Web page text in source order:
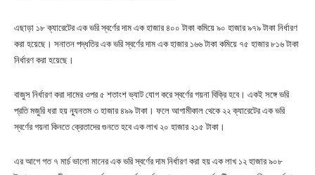
এছাড়া ১৮ ক্যারেটের এক ভরি স্বর্ণের দাম এক হাজার ৪০০ টাকা কমিয়ে ৯০ হাজার ৯৭৯ টাকা নির্ধারণ
করা হয়েছে। সনাতন পদ্ধতির এক ভরি স্বর্ণের দাম এক হাজার ১৬৬ টাকা কমিয়ে ৭৫ হাজার ৮১৬ টাকা
নির্ধারণ করা হয়েছে।
বাজুস নির্ধারণ করা দামের ওপর ৫ শতাংশ ভ্যাট যোগ করে স্বর্ণের গয়না বিক্রি হবে। একই সঙ্গে ভরি
প্রতি মজুরি ধরা হয় ন্যূনতম ৩ হাজার ৪৯৯ টাকা। ফলে আগামীকাল থেকে ২২ ক্যারেটের এক ভরি
স্বর্ণের গয়না কিনতে ক্রেতাদের গুনতে হবে এক লাখ ২০ হাজার ২১৫ টাকা।
এর আগে গত ৭ মার্চ ভালো মানের এক ভরি স্বর্ণের দাম নির্ধারণ করা হয় এক লাখ ১২ হাজার ৯০৮